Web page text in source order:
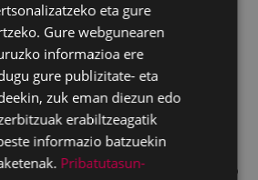
inguruanSoraluzen
sortutako
eta gure
Gure webgunearen
informazioa ere
gure publizitate- eta
zuk eman diezun edo
erabiltzeagatik
informazio batzuekin
Pribatutasun-